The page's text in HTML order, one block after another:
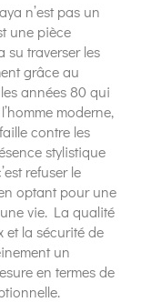
n’est pas un
une pièce
su traverser les
grâce au
années 80 qui
moderne,
contre les
stylistique
refuser le
optant pour une
vie. La qualité
et la sécurité de
un
en termes de